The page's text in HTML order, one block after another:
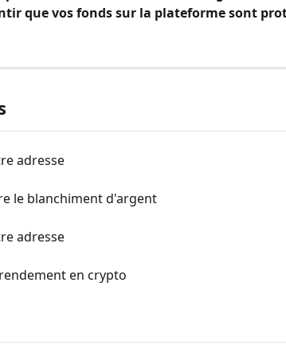
que vos fonds sur la plateforme sont
adresse
le blanchiment d'argent
adresse
en crypto